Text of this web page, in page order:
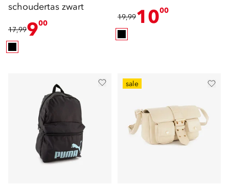
schoudertas zwart
17,99900
patroon
19,991000
sale